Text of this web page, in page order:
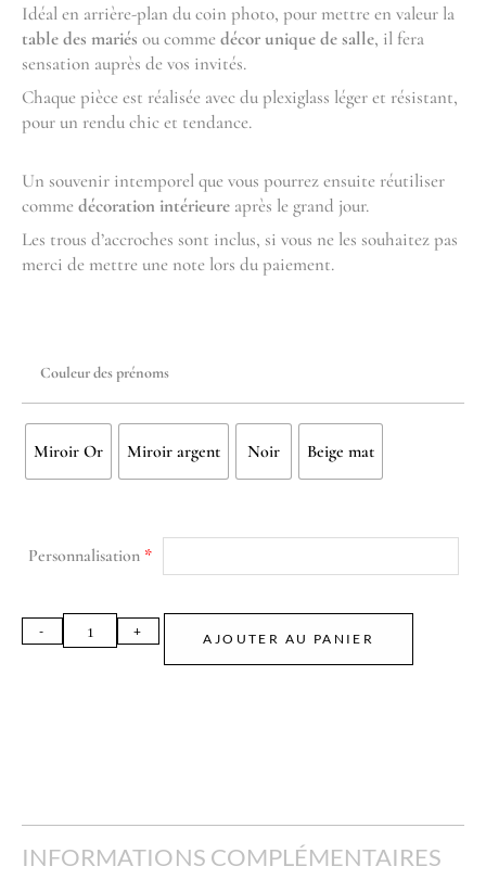
Idéal en arrière-plan du coin photo, pour mettre en valeur la
table des mariés ou commedécor unique de salle, il fera
sensation auprès de vos invités.
Chaque pièce est réalisée avec du plexiglass léger et résistant,
pour un rendu chic et tendance.
Un souvenir intemporel que vous pourrez ensuite réutiliser
commedécoration intérieure après le grand jour.
Les trous d’accroches sont inclus, si vous ne les souhaitez pas
merci de mettre une note lors du paiement.
Couleur des prénoms
Miroir Or Miroir argent Noir Beige mat
Personnalisation *
AJOUTER AU PANIER
INFORMATIONS COMPLÉMENTAIRES